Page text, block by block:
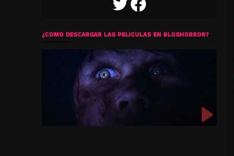
TWITTERFACEBOOK
¿COMO DESCARGAR LAS PELICULAS EN BLOGHORROR?